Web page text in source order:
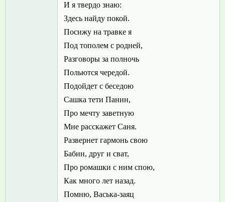
И я твердо знаю:
Здесь найду покой.
Посижу на травке я
Под тополем с родней,
Разговоры за полночь
Польются чередой.
Подойдет с беседою
Сашка тети Панин,
Про мечту заветную
Мне расскажет Саня.
Развернет гармонь свою
Бабин, друг и сват,
Про ромашки с ним спою,
Как много лет назад.
Помню, Васька-заяц